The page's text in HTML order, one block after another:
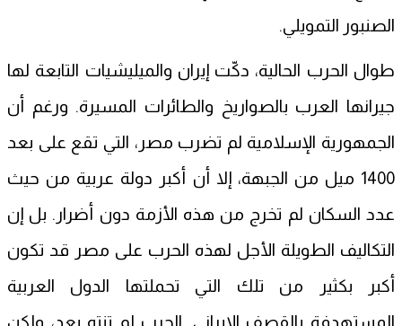
الصنبور التمويلي.
طوال الحرب الحالية، دكّت إيران والميليشيات التابعة لها
جيرانها العرب بالصواريخ والطائرات المسيرة. ورغم أن
الجمهورية الإسلامية لم تضرب مصر، التي تقع على بعد
1400 ميل من الجبهة، إلا أن أكبر دولة عربية من حيث
عدد السكان لم تخرج من هذه الأزمة دون أضرار. بل إن
التكاليف الطويلة الأجل لهذه الحرب على مصر قد تكون
أكبر بكثير من تلك التي تحملتها الدول العربية